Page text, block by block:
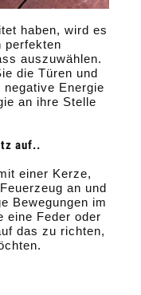
haben, wird es
perfekten
auszuwählen.
die Türen und
Energie
an ihre Stelle
auf..
einer Kerze,
an und
Bewegungen im
eine Feder oder
das zu richten,